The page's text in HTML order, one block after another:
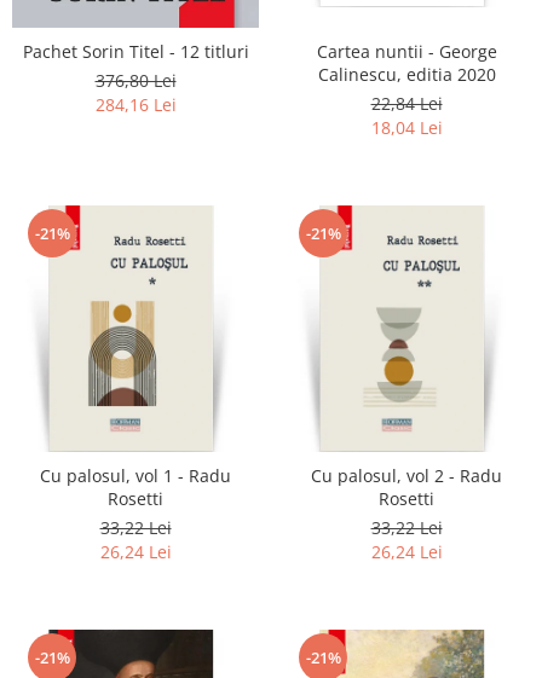
Pachet Sorin Titel - 12 titluri
376,80 Lei
284,16 Lei
Cartea nuntii - George
Calinescu, editia 2020
22,84 Lei
18,04 Lei
-21%
Cu palosul, vol 1 - Radu
Rosetti
33,22 Lei
26,24 Lei
-21%
Cu palosul, vol 2 - Radu
Rosetti
33,22 Lei
26,24 Lei
-21% -21%